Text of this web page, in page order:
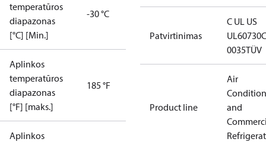
temperatūros
diapazonas
[°C] [Min.]
-30 °C
Aplinkos
temperatūros
diapazonas
[°F] [maks.]
185 °F
Aplinkos
Patvirtinimas
C UL US
UL60730
0035TÜV
Product line
Air
and